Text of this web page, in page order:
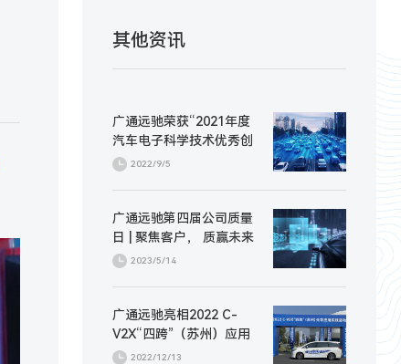
其他资讯
广通远驰荣获“2021年度
汽车电子科学技术优秀创
新产品奖”
2022/9/5
广通远驰第四届公司质量
日 | 聚焦客户， 质赢未来
2023/5/14
广通远驰亮相2022 C-
V2X“四跨”（苏州）应用
示范活动
2022/12/13